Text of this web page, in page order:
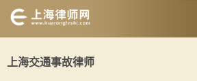
上海交通事故律师